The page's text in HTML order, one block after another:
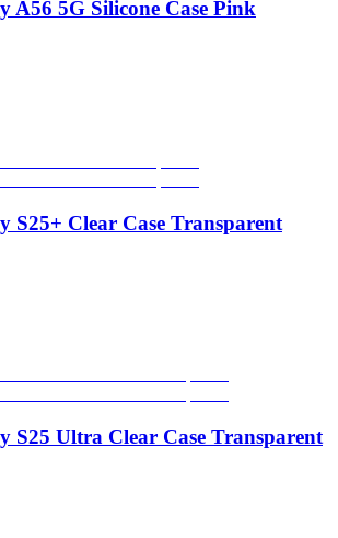
A56 5G Silicone Case Pink
S25+ Clear Case Transparent
S25 Ultra Clear Case Transparent